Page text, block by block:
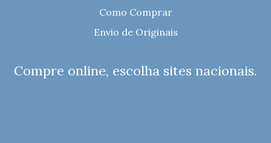
Como Comprar
Envio de Originais
Compre online, escolha sites nacionais.